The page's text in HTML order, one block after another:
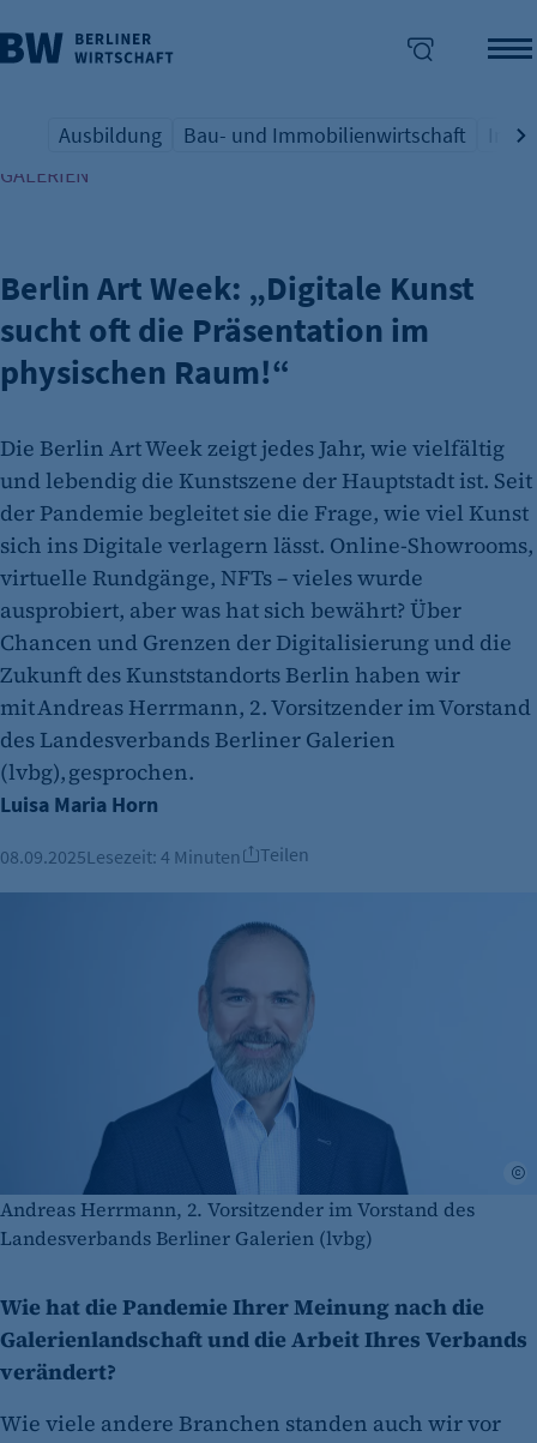
überspringen
Übersicht Schlagwort
Ausbildung
Übersicht Schlagwort
Bau- und Immobilienwirtschaft
ANDREAS HERRMANN, LANDESVERBAND BERLINER
GALERIEN
Berlin Art Week: „Digitale Kunst
sucht oft die Präsentation im
physischen Raum!“
Die Berlin Art Week zeigt jedes Jahr, wie vielfältig
und lebendig die Kunstszene der Hauptstadt ist. Seit
der Pandemie begleitet sie die Frage, wie viel Kunst
sich ins Digitale verlagern lässt. Online-Showrooms,
virtuelle Rundgänge, NFTs – vieles wurde
ausprobiert, aber was hat sich bewährt? Über
Chancen und Grenzen der Digitalisierung und die
Zukunft des Kunststandorts Berlin haben wir
mit Andreas Herrmann, 2. Vorsitzender im Vorstand
des Landesverbands Berliner Galerien
(lvbg), gesprochen.
Luisa Maria Horn
08.09.2025Lesezeit: 4 Minuten Teilen
Andreas Herrmann, 2. Vorsitzender im Vorstand des
Landesverbands Berliner Galerien (lvbg)
Wie hat die Pandemie Ihrer Meinung nach die
Galerienlandschaft und die Arbeit Ihres Verbands
verändert?
Wie viele andere Branchen standen auch wir vor